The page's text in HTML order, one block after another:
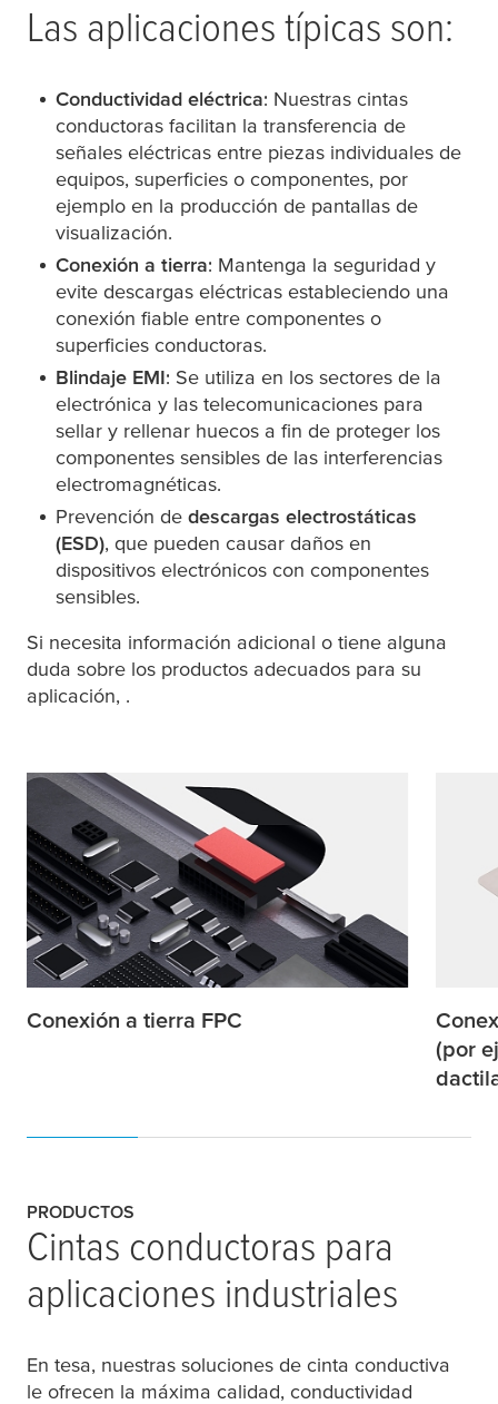
Las aplicaciones típicas son:
Conductividad eléctrica: Nuestras cintas
conductoras facilitan la transferencia de
señales eléctricas entre piezas individuales de
equipos, superficies o componentes, por
ejemplo en la producción de pantallas de
visualización.
Conexión a tierra: Mantenga la seguridad y
evite descargas eléctricas estableciendo una
conexión fiable entre componentes o
superficies conductoras.
Blindaje EMI: Se utiliza en los sectores de la
electrónica y las telecomunicaciones para
sellar y rellenar huecos a fin de proteger los
componentes sensibles de las interferencias
electromagnéticas.
Prevención de descargas electrostáticas
(ESD), que pueden causar daños en
dispositivos electrónicos con componentes
sensibles.
Si necesita información adicional o tiene alguna
duda sobre los productos adecuados para su
aplicación, .
Conexión a tierra FPC
(por
PRODUCTOS
Cintas conductoras para
aplicaciones industriales
En tesa, nuestras soluciones de cinta conductiva
le ofrecen la máxima calidad, conductividad